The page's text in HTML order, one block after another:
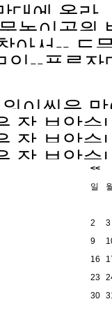
대에 올라
놀이공원
아서-- 도
임--푸른잔
이씬을
게 게속
잘 보았
맙겠습니
잘 보았
맙겠습니
잘 보았
맙겠습니
<<
일
2
3
9
16
23
30